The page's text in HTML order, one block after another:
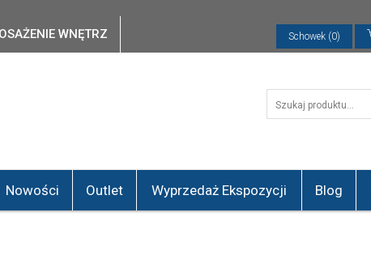
WNĘTRZ Schowek (0)
Nowości Outlet Wyprzedaż Ekspozycji Blog